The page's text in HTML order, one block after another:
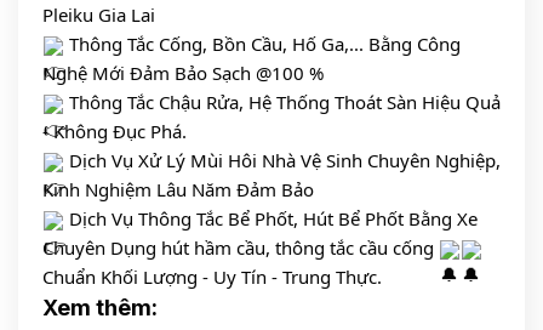
Pleiku Gia Lai
Thông Tắc Cống, Bồn Cầu, Hố Ga,... Bằng Công
Nghệ Mới Đảm Bảo Sạch @100 %
Thông Tắc Chậu Rửa, Hệ Thống Thoát Sàn Hiệu Quả
- Không Đục Phá.
Dịch Vụ Xử Lý Mùi Hôi Nhà Vệ Sinh Chuyên Nghiệp,
Kinh Nghiệm Lâu Năm Đảm Bảo
Dịch Vụ Thông Tắc Bể Phốt, Hút Bể Phốt Bằng Xe
Chuyên Dụng hút hầm cầu, thông tắc cầu cống
Chuẩn Khối Lượng - Uy Tín - Trung Thực.
Xem thêm: